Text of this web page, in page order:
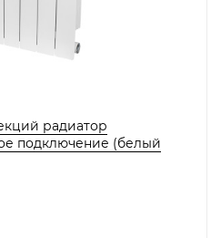
радиатор
подключение (белый